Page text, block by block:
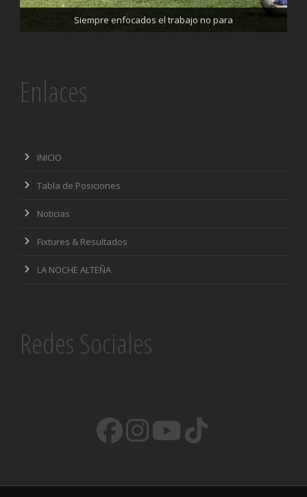
Siempre enfocados el trabajo no para
Trabajando enfocados, listos para el partido de mañana
Enlaces
INICIO
Tabla de Posiciones
Noticias
Fixtures & Resultados
LA NOCHE ALTEÑA
Redes Sociales